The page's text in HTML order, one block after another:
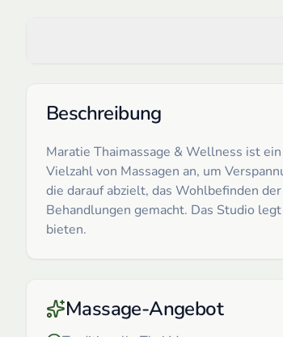
Beschreibung
Maratie Thaimassage & Wellness ist
Vielzahl von Massagen an, um
die darauf abzielt, das Wohlbefinden
Behandlungen gemacht. Das Studio
bieten.
Massage-Angebot